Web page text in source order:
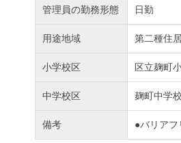
管理員の勤務形態 日勤
用途地域 第二種住
小学校区 区立麹町
中学校区 麹町中学校
備考 ●バリア